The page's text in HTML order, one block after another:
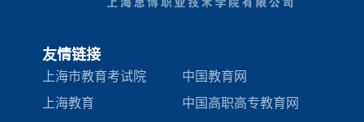
友情链接
上海市教育考试院 中国教育网
上海教育 中国高职高专教育网